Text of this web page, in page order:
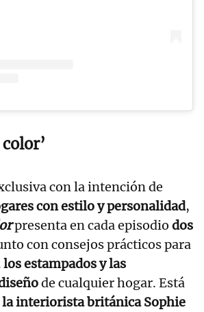
con la intención de
con estilo y personalidad,
presenta en cada episodio dos
con consejos prácticos para
los estampados y las
de cualquier hogar. Está
la interiorista británica Sophie